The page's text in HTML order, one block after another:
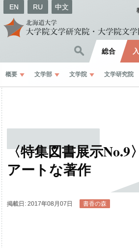
EN RU 中文
総合
概要 文学部 文学院 文学研究院
〈特集図書展示No.9〉
アートな著作
掲載日: 2017年08月07日 書香の森